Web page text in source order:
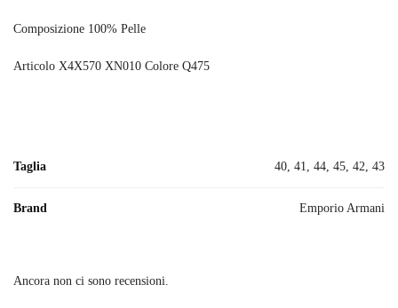
Composizione 100% Pelle
Articolo X4X570 XN010 Colore Q475
Taglia 40, 41, 44, 45, 42, 43
Brand Emporio Armani
Ancora non ci sono recensioni.